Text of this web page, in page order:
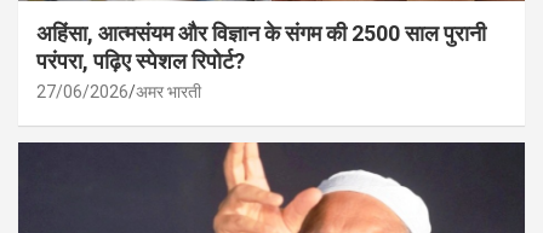
अहिंसा, आत्मसंयम और विज्ञान के संगम की 2500 साल पुरानी
परंपरा, पढ़िए स्पेशल रिपोर्ट?
27/06/2026 अमर भारती